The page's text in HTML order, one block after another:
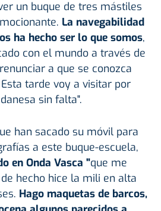
un buque de tres mástiles
La navegabilidad
ha hecho ser lo que somos,
con el mundo a través de
a que se conozca
tarde voy a visitar por
sin falta".
han sacado su móvil para
a este buque-escuela,
en Onda Vasca "que me
hecho hice la mili en alta
Hago maquetas de barcos,